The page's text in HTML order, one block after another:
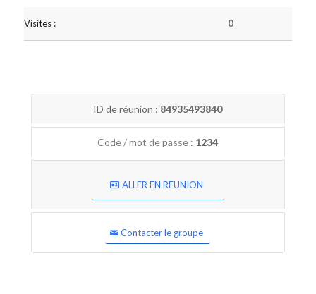
Visites : 0
ID de réunion : 84935493840
Code / mot de passe : 1234
ALLER EN REUNION
Contacter le groupe